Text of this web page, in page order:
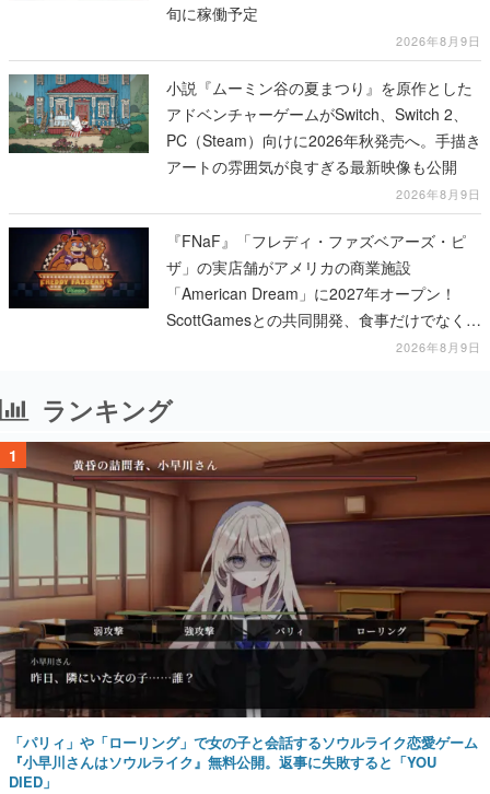
旬に稼働予定
2026年8月9日
小説『ムーミン谷の夏まつり』を原作とした
アドベンチャーゲームがSwitch、Switch 2、
PC（Steam）向けに2026年秋発売へ。手描き
アートの雰囲気が良すぎる最新映像も公開
2026年8月9日
『FNaF』「フレディ・ファズベアーズ・ピ
ザ」の実店舗がアメリカの商業施設
「American Dream」に2027年オープン！
ScottGamesとの共同開発、食事だけでなくス
テージショーや没入型のホラー体験も楽しめ
2026年8月9日
ランキング
1
「パリィ」や「ローリング」で女の子と会話するソウルライク恋愛ゲーム
『小早川さんはソウルライク』無料公開。返事に失敗すると「YOU
DIED」